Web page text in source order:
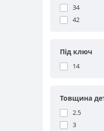
34
42
Під ключ
14
Товщина
2.5
3